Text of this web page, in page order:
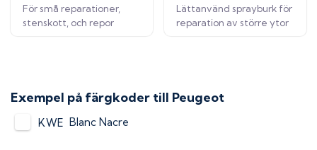
För små reparationer,
stenskott, och repor
Lättanvänd sprayburk för
reparation av större ytor
Exempel på färgkoder till Peugeot
KWE Blanc Nacre